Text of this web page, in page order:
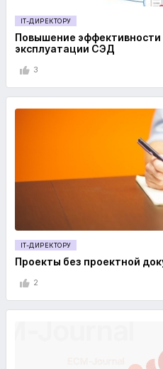
IT-ДИРЕКТОРУ
Повышение эффективности
эксплуатации СЭД
3
IT-ДИРЕКТОРУ
Проекты без проектной
2